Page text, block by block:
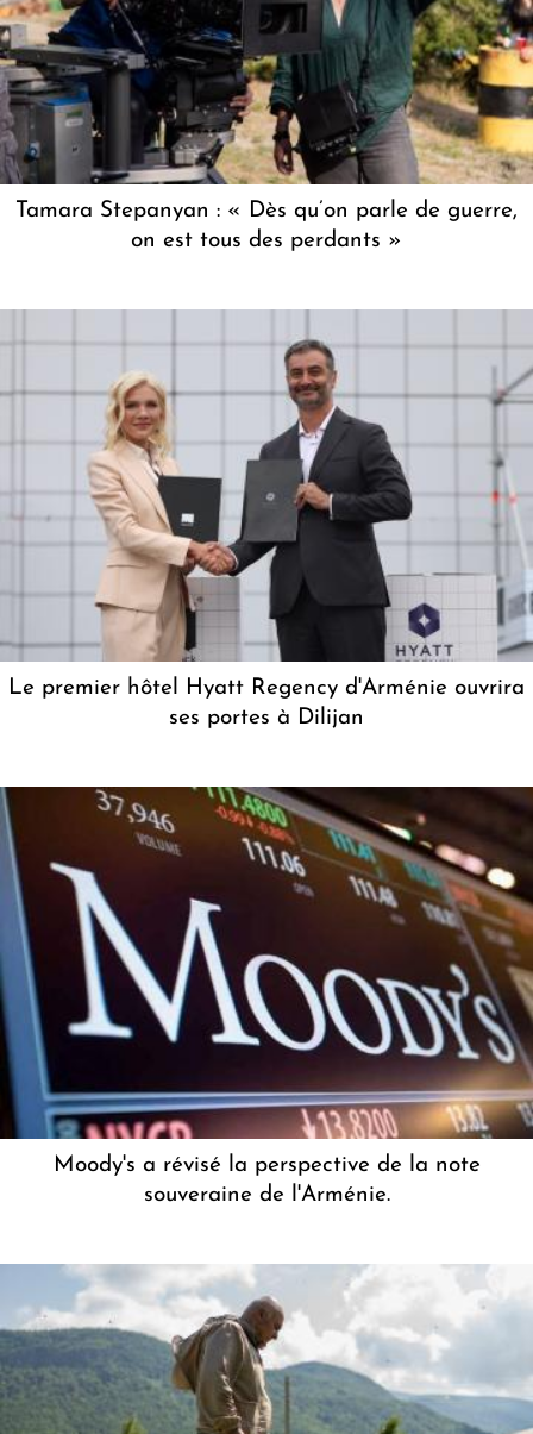
Tamara Stepanyan : « Dès qu’on parle de guerre,
on est tous des perdants »
Le premier hôtel Hyatt Regency d'Arménie ouvrira
ses portes à Dilijan
Moody's a révisé la perspective de la note
souveraine de l'Arménie.